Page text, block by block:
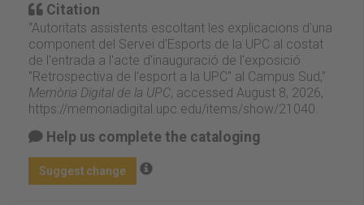
Citation
“Autoritats assistents escoltant les explicacions d'una
component del Servei d'Esports de la UPC al costat
de l'entrada a l'acte d'inauguració de l'exposició
"Retrospectiva de l'esport a la UPC" al Campus Sud,”
Memòria Digital de la UPC, accessed August 8, 2026,
https://memoriadigital.upc.edu/items/show/21040
Help us complete the cataloging
Suggest change